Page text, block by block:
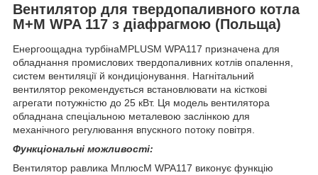
Вентилятор для твердопаливного котла
M+M WPA 117 з діафрагмою (Польща)
Енергоощадна турбінаMPLUSM WPA117 призначена для
обладнання промислових твердопаливних котлів опалення,
систем вентиляції й кондиціонування. Нагнітальний
вентилятор рекомендується встановлювати на кісткові
агрегати потужністю до 25 кВт. Ця модель вентилятора
обладнана спеціальною металевою заслінкою для
механічного регулювання впускного потоку повітря.
Функціональні можливості:
Вентилятор равлика МплюсМ WPA117 виконує функцію